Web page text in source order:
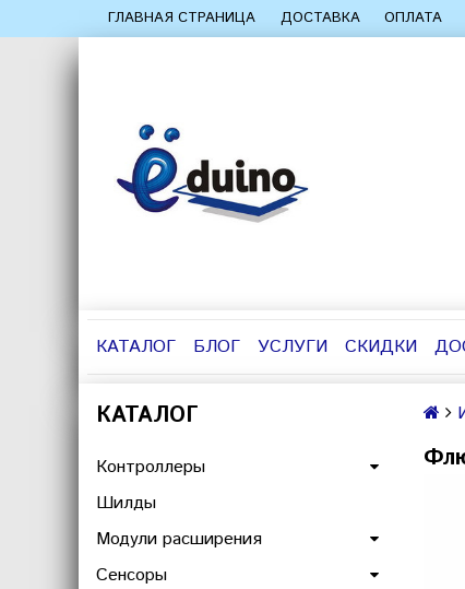
ГЛАВНАЯ СТРАНИЦА ДОСТАВКА ОПЛАТА
КАТАЛОГ БЛОГ УСЛУГИ СКИДКИ
КАТАЛОГ
Контроллеры
Шилды
Модули расширения
Сенсоры